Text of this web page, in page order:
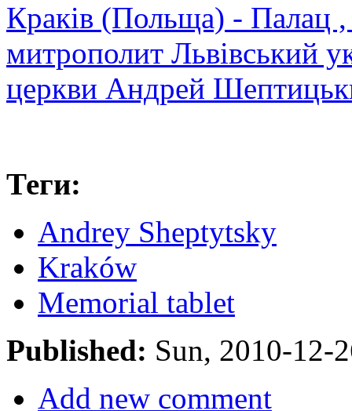
Краків (Польща) - Палац
митрополит Львівський
церкви Андрей
Теги:
Andrey Sheptytsky
Kraków
Memorial tablet
Published: Sun, 2010-
Add new comment